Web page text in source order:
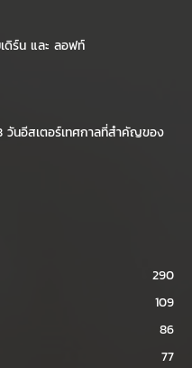
ดิร์น และ ลอฟท์
วันอีสเตอร์เทศกาลที่สำคัญของ
290
109
86
77